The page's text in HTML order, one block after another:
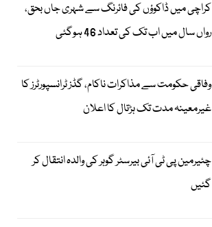
کراچی میں ڈاکوؤں کی فائرنگ سے شہری جاں بحق،
رواں سال میں اب تک کی تعداد 46 ہوگئی
وفاقی حکومت سے مذاکرات ناکام، گڈز ٹرانسپورٹرز کا
غیرمعینہ مدت تک ہڑتال کا اعلان
چئیرمین پی ٹی آئی بیرسٹر گوہر کی والدہ انتقال کر
گئیں